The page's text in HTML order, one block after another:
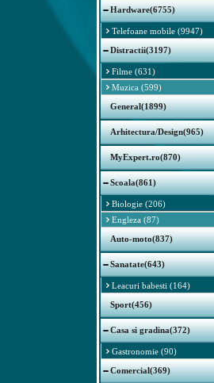
Hardware(6755)
Telefoane mobile (9947)
Distractii(3197)
Filme (631)
Muzica (599)
General(1899)
Arhitectura/Design(965)
MyExpert.ro(870)
Scoala(861)
Biologie (206)
Engleza (87)
Auto-moto(837)
Sanatate(643)
Leacuri babesti (164)
Sport(456)
Casa si gradina(372)
Gastronomie (90)
Comercial(369)